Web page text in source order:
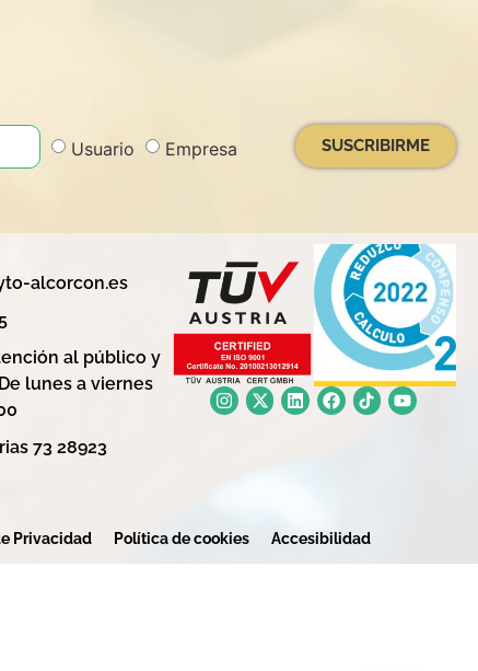
Usuario
Empresa
SUSCRIBIRME
alcorcon.es
al público y
lunes a viernes
73 28923
Privacidad Política de cookies Accesibilidad